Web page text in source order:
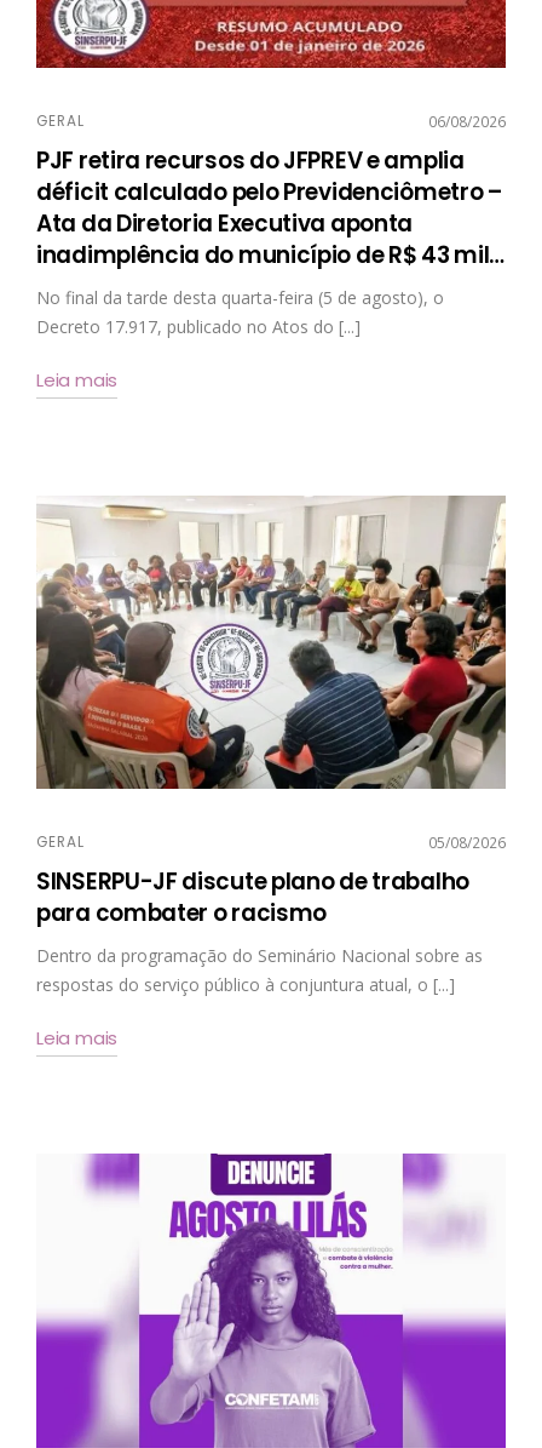
GERAL 06/08/2026
PJF retira recursos do JFPREV e amplia
déficit calculado pelo Previdenciômetro –
Ata da Diretoria Executiva aponta
inadimplência do município de R$ 43 mil…
No final da tarde desta quarta-feira (5 de agosto), o
Decreto 17.917, publicado no Atos do [...]
Leia mais
GERAL 05/08/2026
SINSERPU-JF discute plano de trabalho
para combater o racismo
Dentro da programação do Seminário Nacional sobre as
respostas do serviço público à conjuntura atual, o [...]
Leia mais